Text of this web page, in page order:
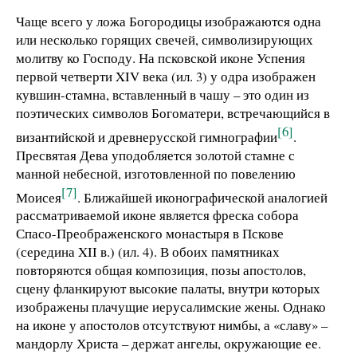
Чаще всего у ложа Богородицы изображаются одна
или несколько горящих свечей, символизирующих
молитву ко Господу. На псковской иконе Успения
первой четверти XIV века (ил. 3) у одра изображен
кувшин-стамна, вставленный в чашу – это один из
поэтических символов Богоматери, встречающийся в
византийской и древнерусской гимнографии[6].
Пресвятая Дева уподобляется золотой стамне с
манной небесной, изготовленной по повелению
Моисея[7]. Ближайшей иконографической аналогией
рассматриваемой иконе является фреска собора
Спасо-Преображенского монастыря в Пскове
(середина XII в.) (ил. 4). В обоих памятниках
повторяются общая композиция, позы апостолов,
сцену фланкируют высокие палаты, внутри которых
изображены плачущие иерусалимские жены. Однако
на иконе у апостолов отсутствуют нимбы, а «славу» –
мандорлу Христа – держат ангелы, окружающие ее.